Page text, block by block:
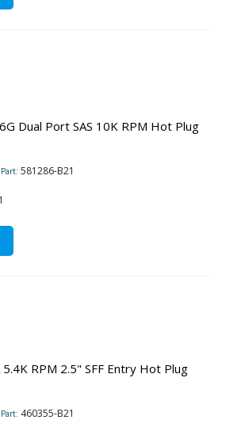
Dual Port SAS 10K RPM Hot Plug
581286-B21
RPM 2.5" SFF Entry Hot Plug
460355-B21